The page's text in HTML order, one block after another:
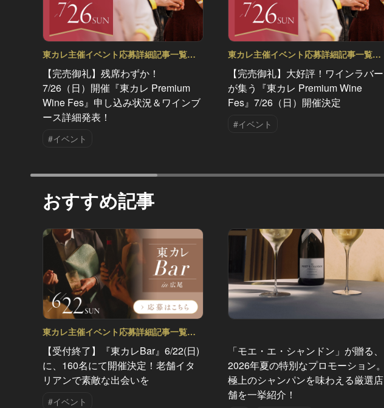
東カレ主催イベント応募詳細記事一覧
Vol.93
【完売御礼】残席わずか！
7/26（日）開催『東カレ Premium
Wine Fes』申し込み状況＆ワインブ
ース詳細発表！
#イベント
東カレ主催イベント応募詳細記事一覧
Vol.92
【完売御礼】大好評！ワインラバー
が集う『東カレ Premium Wine
Fes』7/26（日）開催決定
#イベント
おすすめ記事
東カレ主催イベント応募詳細記事一覧
Vol.44
【受付終了】『東カレBar』6/22(日)
に、160名にて開催決定！老舗イタ
リアンで素敵な出会いを
#イベント
「モエ・エ・シャンドン」が贈る、
2026年夏の特別なプロモーション。
極上のシャンパンを味わえる厳選店
舗を一挙紹介！